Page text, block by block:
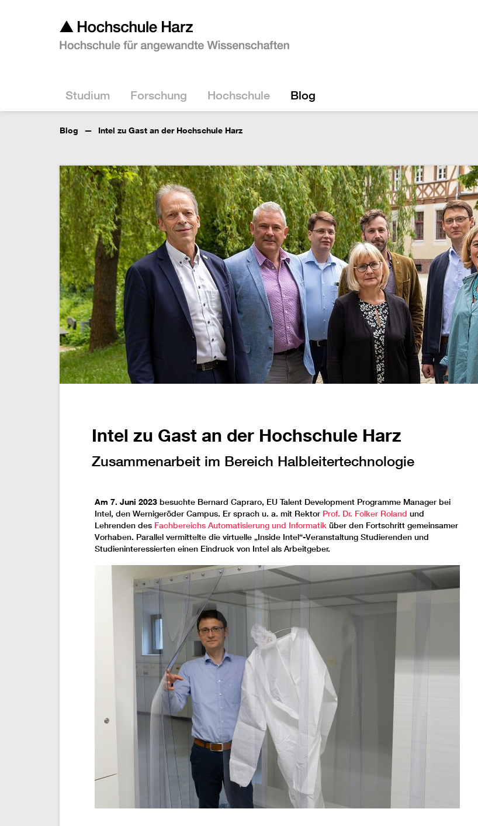
Studium Forschung Hochschule Blog
Blog Intel zu Gast an der Hochschule Harz
Intel zu Gast an der Hochschule Harz
Zusammenarbeit im Bereich Halbleitertechnologie
Am 7. Juni 2023 besuchte Bernard Capraro, EU Talent Development Programme Manager bei
Intel, den Wernigeröder Campus. Er sprach u. a. mit Rektor Prof. Dr. Folker Roland und
Lehrenden des Fachbereichs Automatisierung und Informatik über den Fortschritt gemeinsamer
Vorhaben. Parallel vermittelte die virtuelle „Inside Intel“-Veranstaltung Studierenden und
Studieninteressierten einen Eindruck von Intel als Arbeitgeber.